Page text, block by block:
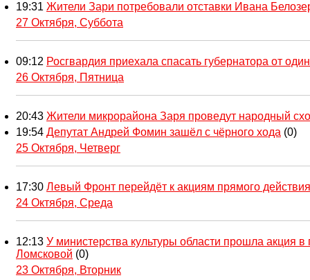
19:31 Жители Зари потребовали отставки Ивана
27 Октября, Суббота
09:12 Росгвардия приехала спасать губернатора от
26 Октября, Пятница
20:43 Жители микрорайона Заря проведут народный
19:54 Депутат Андрей Фомин зашёл с чёрного хода (0)
25 Октября, Четверг
17:30 Левый Фронт перейдёт к акциям прямого действия
24 Октября, Среда
12:13 У министерства культуры области прошла акция
Ломсковой (0)
23 Октября, Вторник